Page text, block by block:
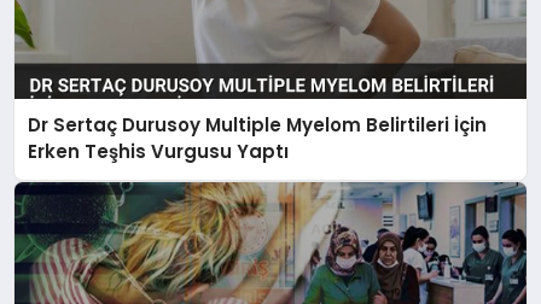
Dr Sertaç Durusoy Multiple Myelom Belirtileri İçin
Erken Teşhis Vurgusu Yaptı